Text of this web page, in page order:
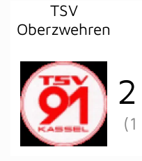
TSV
Oberzwehren
2
(1